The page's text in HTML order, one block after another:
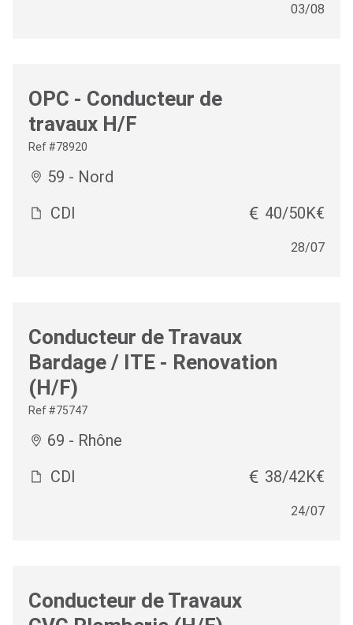
03/08
OPC - Conducteur de
travaux H/F
Ref #78920
59 - Nord
CDI
40/50K€
28/07
Conducteur de Travaux
Bardage / ITE - Renovation
(H/F)
Ref #75747
69 - Rhône
CDI
38/42K€
24/07
Conducteur de Travaux